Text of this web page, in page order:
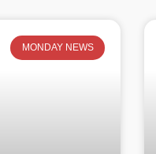
MONDAY NEWS